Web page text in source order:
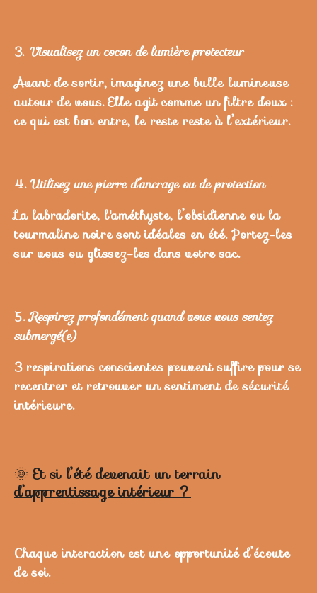
3. Visualisez un cocon de lumière protecteur
Avant de sortir, imaginez une bulle lumineuse
autour de vous. Elle agit comme un filtre doux :
ce qui est bon entre, le reste reste à l’extérieur.
4.Utilisez une pierre d’ancrage ou de protection
La labradorite, l'améthyste, l’obsidienne ou la
tourmaline noire sont idéales en été. Portez-les
sur vous ou glissez-les dans votre sac.
5.Respirez profondément quand vous vous sentez
submergé(e)
3 respirations conscientes peuvent suffire pour se
recentrer et retrouver un sentiment de sécurité
intérieure.
🌞Et si l’été devenait un terrain
d’apprentissage intérieur ?
Chaque interaction est une opportunité d’écoute
de soi.